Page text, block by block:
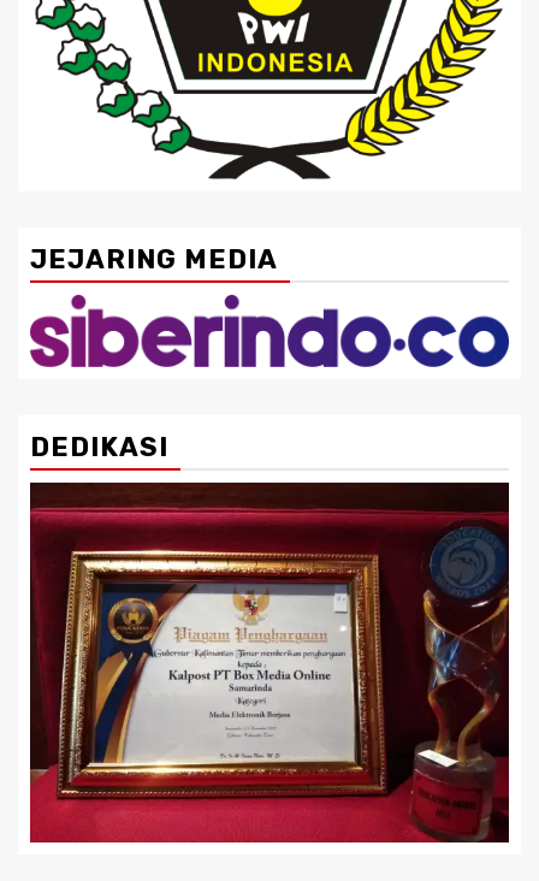
JEJARING MEDIA
DEDIKASI